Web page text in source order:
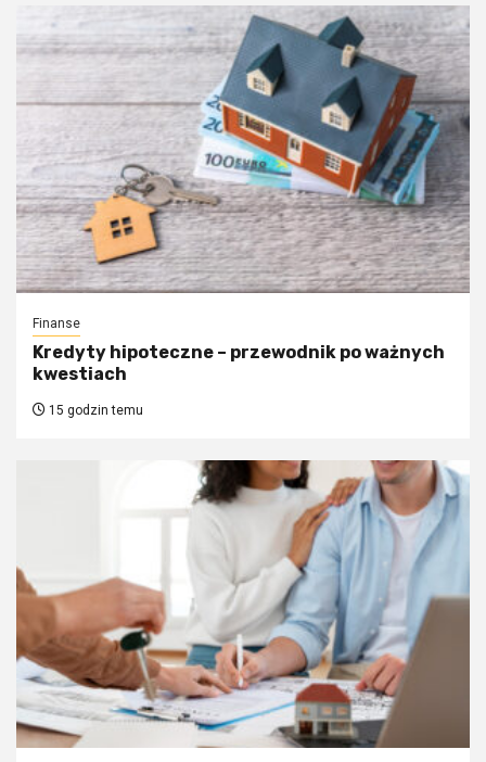
Finanse
Kredyty hipoteczne – przewodnik po ważnych
kwestiach
15 godzin temu